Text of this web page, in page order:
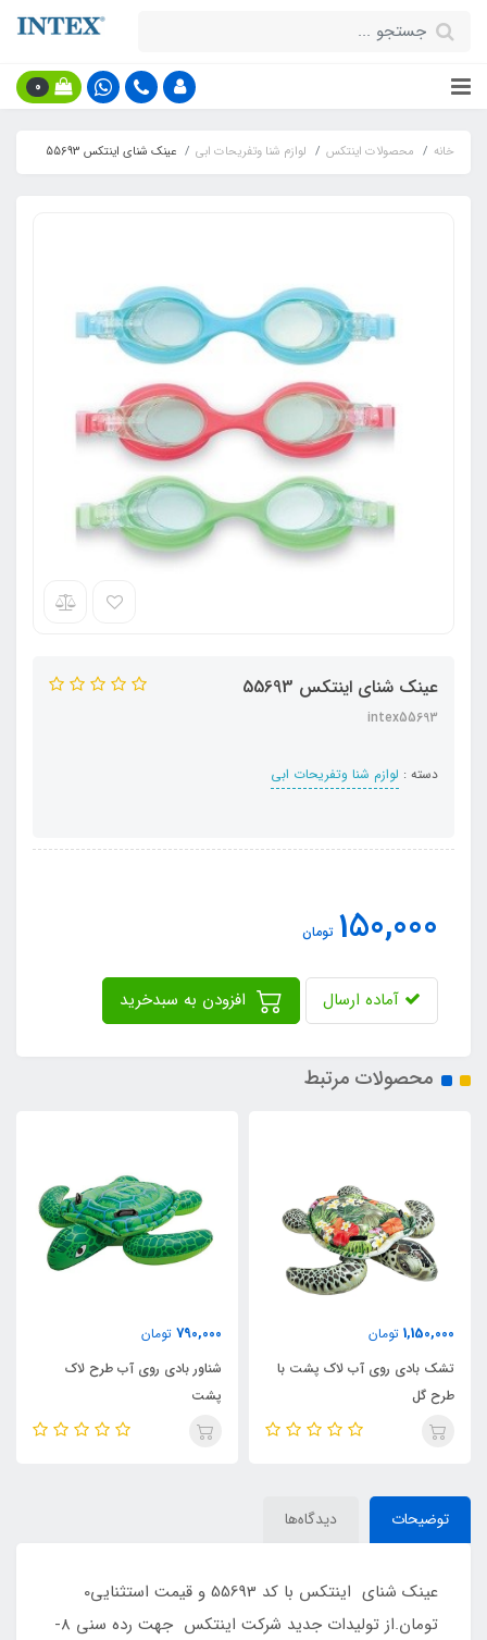
0
خانه محصولات اینتکس لوازم شنا وتفریحات ابی عینک شنای اینتکس 55693
عینک شنای اینتکس 55693
intex55693
دسته : لوازم شنا وتفریحات ابی
150,000 تومان
آماده ارسال
محصولات مرتبط
پشت با
790,000
شناور بادی روی آب طرح لاک
350,000
جلیقه بادی زرد رنگ 123
توضیحات دیدگاه‌ها
عینک شنای اینتکس با کد 55693 و قیمت استثنایی0
تومان.از تولیدات جدید شرکت اینتکس جهت رده سنی 8-